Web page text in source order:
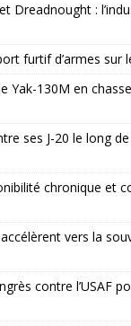
Dreadnought :
furtif d’armes sur
Yak-130M en
ses J-20 le long
chronique et
vers la
contre l’USAF